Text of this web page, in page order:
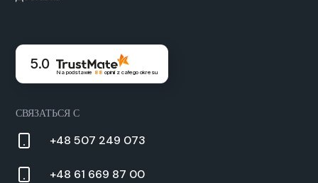
5.0
Na podstawie 88 opinii z całego okresu
СВЯЗАТЬСЯ С
+48 507 249 073
+48 61 669 87 00